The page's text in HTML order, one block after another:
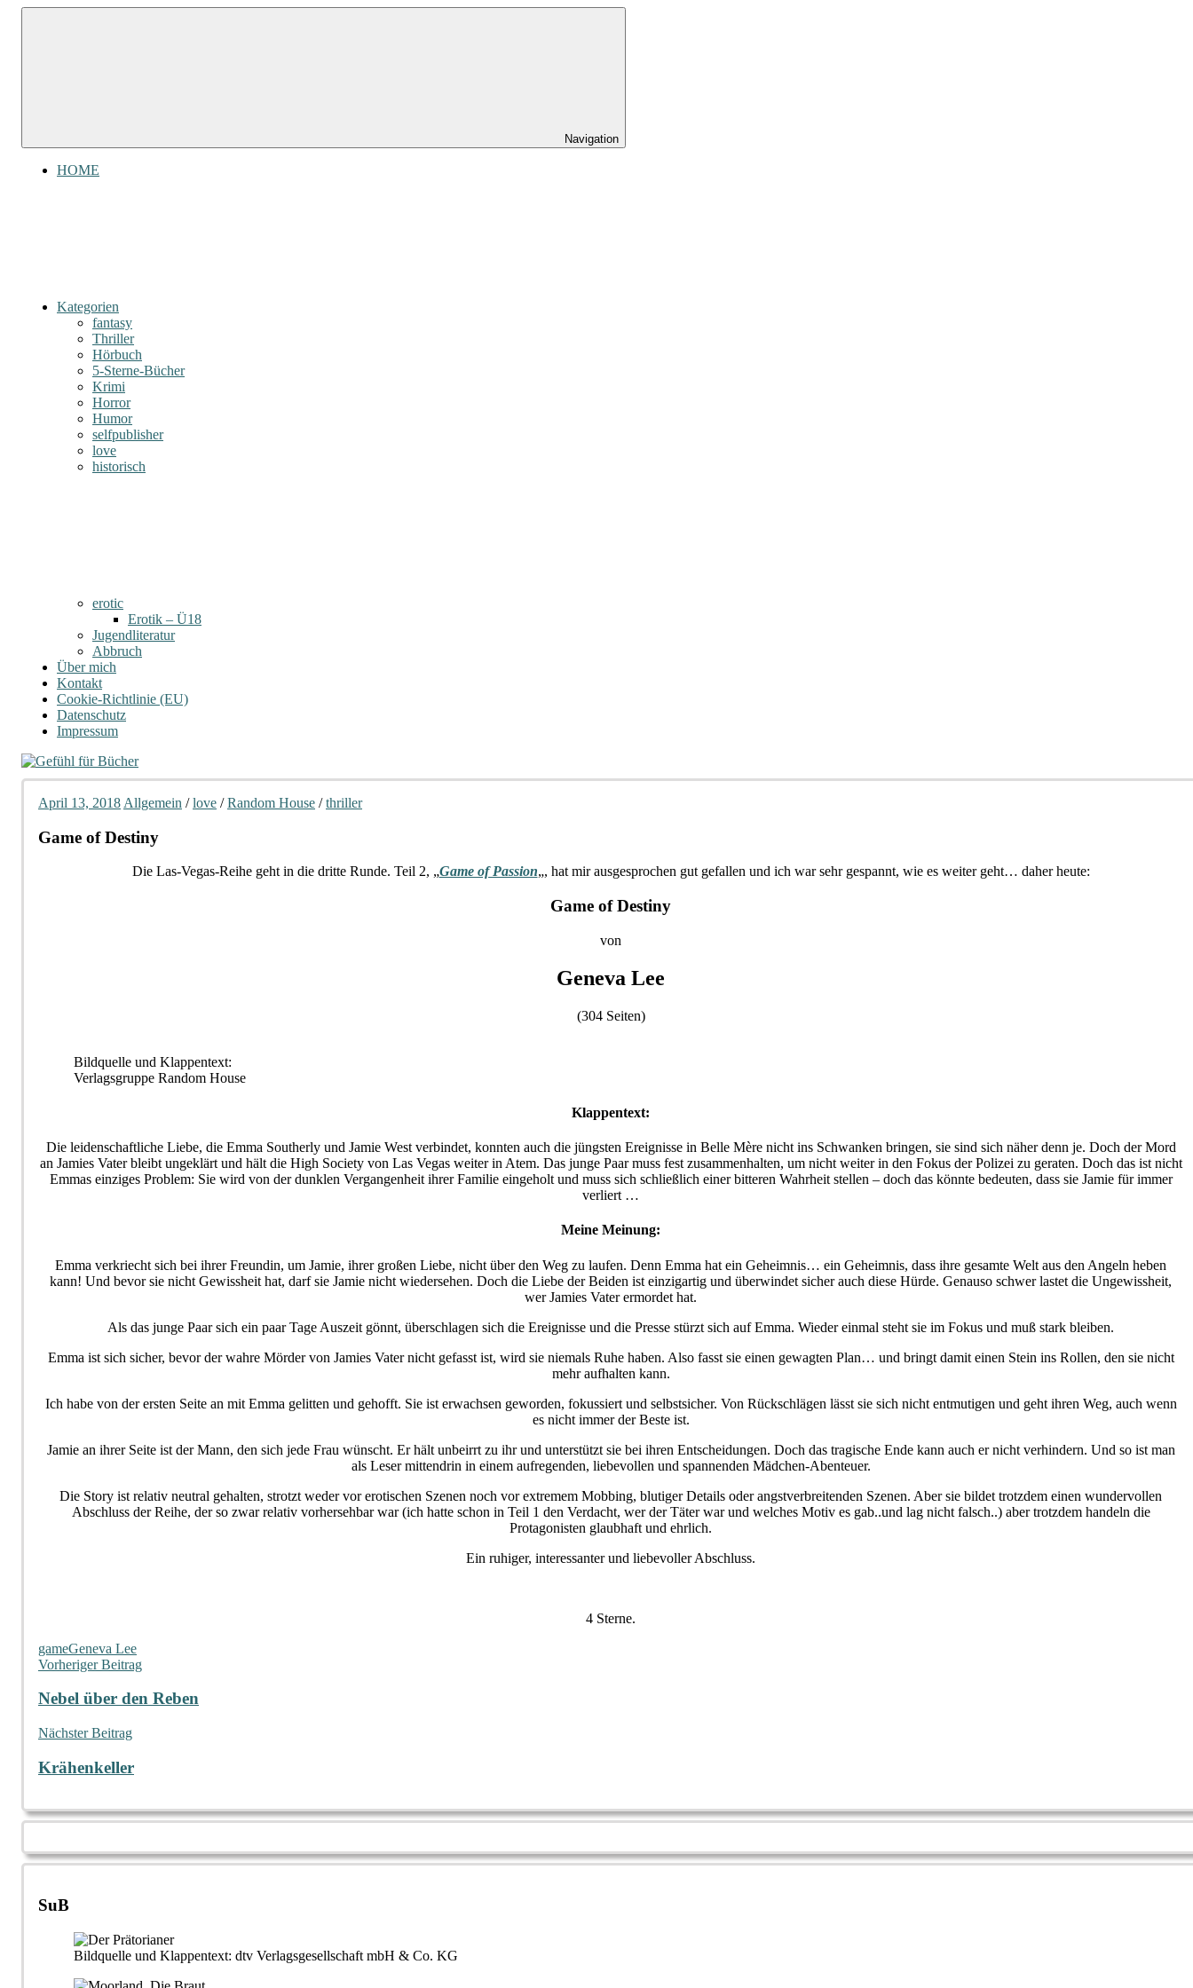
Zum
Navigation
HOME
Kategorien
fantasy
Thriller
Hörbuch
5-Sterne-Bücher
Krimi
Horror
Humor
selfpublisher
love
historisch
erotic
Erotik – Ü18
Jugendliteratur
Abbruch
Über mich
Kontakt
Cookie-Richtlinie (EU)
Datenschutz
Impressum
April 13, 2018 Allgemein /love /Random House /thriller
Game of Destiny
Die Las-Vegas-Reihe geht in die dritte Runde. Teil 2, „Game of Passion„, hat mir ausgesprochen gut gefallen und ich war sehr gespannt, wie es weiter geht… daher heute:
Game of Destiny
von
Geneva Lee
(304 Seiten)
Bildquelle und Klappentext:
Verlagsgruppe Random House
Klappentext:
Die leidenschaftliche Liebe, die Emma Southerly und Jamie West verbindet, konnten auch die jüngsten Ereignisse in Belle Mère nicht ins Schwanken bringen, sie sind sich näher denn je. Doch der Mord
an Jamies Vater bleibt ungeklärt und hält die High Society von Las Vegas weiter in Atem. Das junge Paar muss fest zusammenhalten, um nicht weiter in den Fokus der Polizei zu geraten. Doch das ist nicht
Emmas einziges Problem: Sie wird von der dunklen Vergangenheit ihrer Familie eingeholt und muss sich schließlich einer bitteren Wahrheit stellen – doch das könnte bedeuten, dass sie Jamie für immer
verliert …
Meine Meinung:
Emma verkriecht sich bei ihrer Freundin, um Jamie, ihrer großen Liebe, nicht über den Weg zu laufen. Denn Emma hat ein Geheimnis… ein Geheimnis, dass ihre gesamte Welt aus den Angeln heben
kann! Und bevor sie nicht Gewissheit hat, darf sie Jamie nicht wiedersehen. Doch die Liebe der Beiden ist einzigartig und überwindet sicher auch diese Hürde. Genauso schwer lastet die Ungewissheit,
wer Jamies Vater ermordet hat.
Als das junge Paar sich ein paar Tage Auszeit gönnt, überschlagen sich die Ereignisse und die Presse stürzt sich auf Emma. Wieder einmal steht sie im Fokus und muß stark bleiben.
Emma ist sich sicher, bevor der wahre Mörder von Jamies Vater nicht gefasst ist, wird sie niemals Ruhe haben. Also fasst sie einen gewagten Plan… und bringt damit einen Stein ins Rollen, den sie nicht
mehr aufhalten kann.
Ich habe von der ersten Seite an mit Emma gelitten und gehofft. Sie ist erwachsen geworden, fokussiert und selbstsicher. Von Rückschlägen lässt sie sich nicht entmutigen und geht ihren Weg, auch wenn
es nicht immer der Beste ist.
Jamie an ihrer Seite ist der Mann, den sich jede Frau wünscht. Er hält unbeirrt zu ihr und unterstützt sie bei ihren Entscheidungen. Doch das tragische Ende kann auch er nicht verhindern. Und so ist man
als Leser mittendrin in einem aufregenden, liebevollen und spannenden Mädchen-Abenteuer.
Die Story ist relativ neutral gehalten, strotzt weder vor erotischen Szenen noch vor extremem Mobbing, blutiger Details oder angstverbreitenden Szenen. Aber sie bildet trotzdem einen wundervollen
Abschluss der Reihe, der so zwar relativ vorhersehbar war (ich hatte schon in Teil 1 den Verdacht, wer der Täter war und welches Motiv es gab..und lag nicht falsch..) aber trotzdem handeln die
Protagonisten glaubhaft und ehrlich.
Ein ruhiger, interessanter und liebevoller Abschluss.
4 Sterne.
gameGeneva Lee
Beitragsnavigation
Vorheriger Beitrag
Nebel über den Reben
Nächster Beitrag
Krähenkeller
SuB
Bildquelle und Klappentext: dtv Verlagsgesellschaft mbH & Co. KG